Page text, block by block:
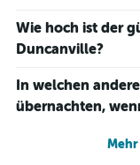
Wie hoch ist der
Duncanville?
In welchen
übernachten,